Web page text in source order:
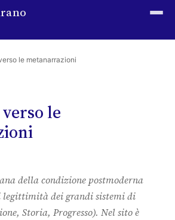
le metanarrazioni
le
della condizione postmoderna
legittimità dei grandi sistemi di
Storia, Progresso). Nel sito è